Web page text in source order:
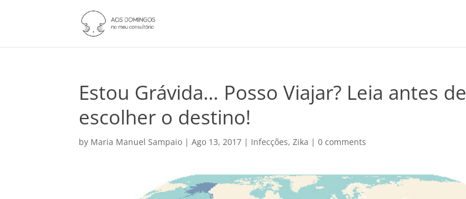
Estou Grávida… Posso Viajar? Leia antes de
escolher o destino!
by Maria Manuel Sampaio |Ago 13, 2017 | Infecções,Zika |0 comments